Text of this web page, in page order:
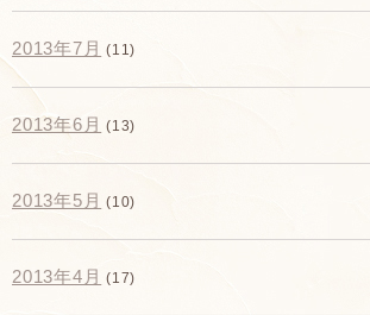
2013年7月 (11)
2013年6月 (13)
2013年5月 (10)
2013年4月 (17)